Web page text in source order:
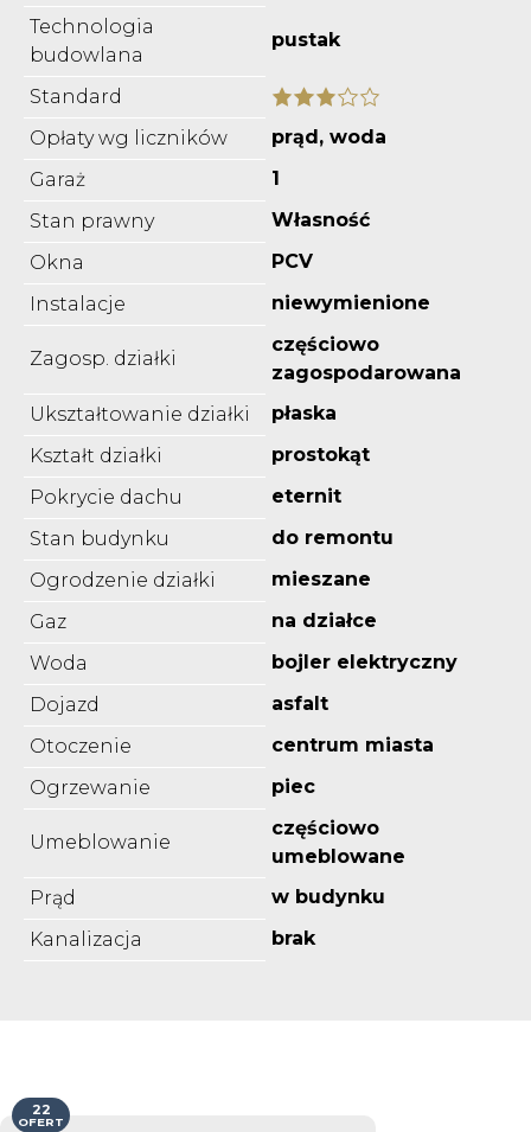
Technologia
budowlana
pustak
Standard
Opłaty wg liczników
prąd, woda
Garaż
1
Stan prawny
Własność
Okna
PCV
Instalacje
niewymienione
Zagosp. działki
częściowo
zagospodarowana
Ukształtowanie działki
płaska
Kształt działki
prostokąt
Pokrycie dachu
eternit
Stan budynku
do remontu
Ogrodzenie działki
mieszane
Gaz
na działce
Woda
bojler elektryczny
Dojazd
asfalt
Otoczenie
centrum miasta
Ogrzewanie
piec
Umeblowanie
częściowo
umeblowane
Prąd
w budynku
Kanalizacja
brak
22
OFERT